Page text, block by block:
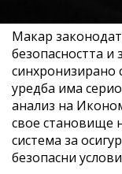
Макар
безопасността и
синхронизирано
уредба има
анализ на
свое становище
система за
безопасни